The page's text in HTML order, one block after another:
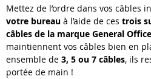
Mettez de l’ordre dans vos câbles
votre bureau à l’aide de ces trois
câbles de la marque General Office
maintiennent vos câbles bien en
ensemble de 3, 5 ou 7 câbles, ils
portée de main !